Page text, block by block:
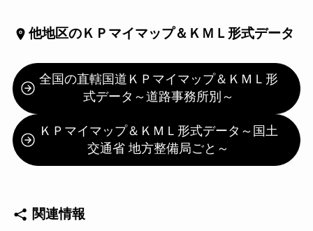
他地区のＫＰマイマップ＆ＫＭＬ形式データ
全国の直轄国道ＫＰマイマップ＆ＫＭＬ形
式データ～道路事務所別～
ＫＰマイマップ＆ＫＭＬ形式データ～国土
交通省 地方整備局ごと～
関連情報